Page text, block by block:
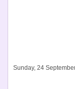
Sunday, 24